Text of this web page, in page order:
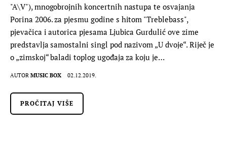
"A\V"), mnogobrojnih koncertnih nastupa te osvajanja
Porina 2006. za pjesmu godine s hitom "Treblebass",
pjevačica i autorica pjesama Ljubica Gurdulić ove zime
predstavlja samostalni singl pod nazivom „U dvoje“. Riječ je
o „zimskoj“ baladi toplog ugođaja za koju je…
AUTOR MUSIC BOX 02.12.2019.
PROČITAJ VIŠE